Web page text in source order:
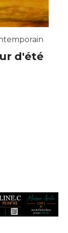
d'été